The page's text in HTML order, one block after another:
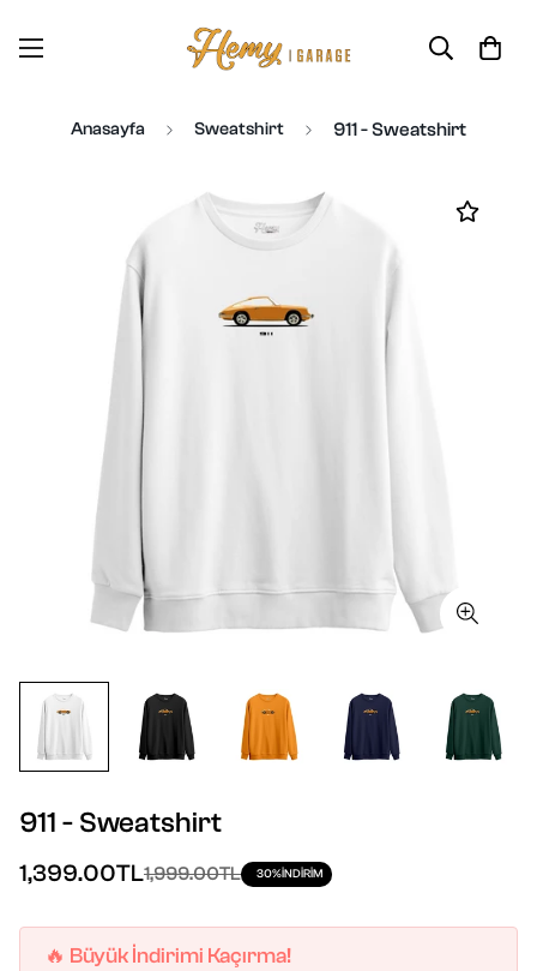
Anasayfa Sweatshirt 911 - Sweatshirt
911 - Sweatshirt
İndirimli
fiyat
1,399.00TL
Fiyat 1,999.00TL 30%INDIRIM
🔥 Büyük İndirimi Kaçırma!